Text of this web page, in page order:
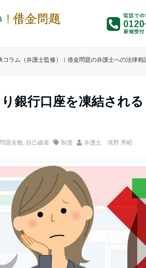
コラム（弁護士監修）｜借金問題の弁護士への法律相
銀行口座を凍結され
題全般, 自己破産 制度 弁護士 境野 秀昭